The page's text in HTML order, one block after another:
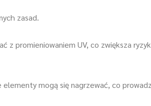
zasad.
z promieniowaniem UV, co zwiększa
mogą się nagrzewać, co